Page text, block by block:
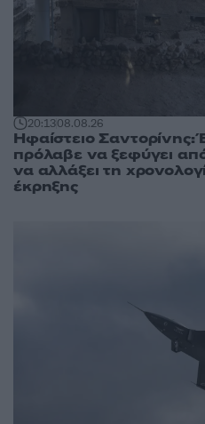
20:1308.08.26
Ηφαίστειο
πρόλαβε να ξεφύγει
να αλλάξει τη
έκρηξης